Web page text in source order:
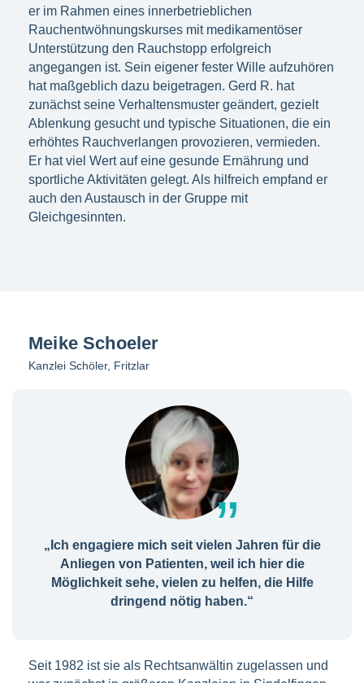
er im Rahmen eines innerbetrieblichen
Rauchentwöhnungskurses mit medikamentöser
Unterstützung den Rauchstopp erfolgreich
angegangen ist. Sein eigener fester Wille aufzuhören
hat maßgeblich dazu beigetragen. Gerd R. hat
zunächst seine Verhaltensmuster geändert, gezielt
Ablenkung gesucht und typische Situationen, die ein
erhöhtes Rauchverlangen provozieren, vermieden.
Er hat viel Wert auf eine gesunde Ernährung und
sportliche Aktivitäten gelegt. Als hilfreich empfand er
auch den Austausch in der Gruppe mit
Gleichgesinnten.
Meike Schoeler
Kanzlei Schöler, Fritzlar
„Ich engagiere mich seit vielen Jahren für die
Anliegen von Patienten, weil ich hier die
Möglichkeit sehe, vielen zu helfen, die Hilfe
dringend nötig haben.“
Seit 1982 ist sie als Rechtsanwältin zugelassen und